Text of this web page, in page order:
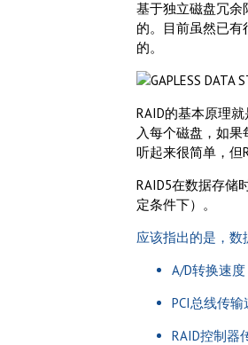
基于独立磁盘冗余
的。目前虽然已有
的。
RAID的基本原理
入每个磁盘，如果
听起来很简单，但
RAID5在数据存储
定条件下）。
应该指出的是，数
A/D转换速度
PCI总线传输
RAID控制器